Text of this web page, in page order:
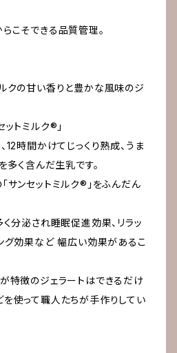
こそできる品質管理。
クの甘い香りと豊かな風味のジ
トミルク®」
12時間かけてじっくり熟成、うま
く含んだ生乳です。
サンセットミルク®」をふんだん
分泌され睡眠促進効果、リラッ
グ効果など 幅広い効果があるこ
特徴のジェラートはできるだけ
使って職人たちが手作りしてい